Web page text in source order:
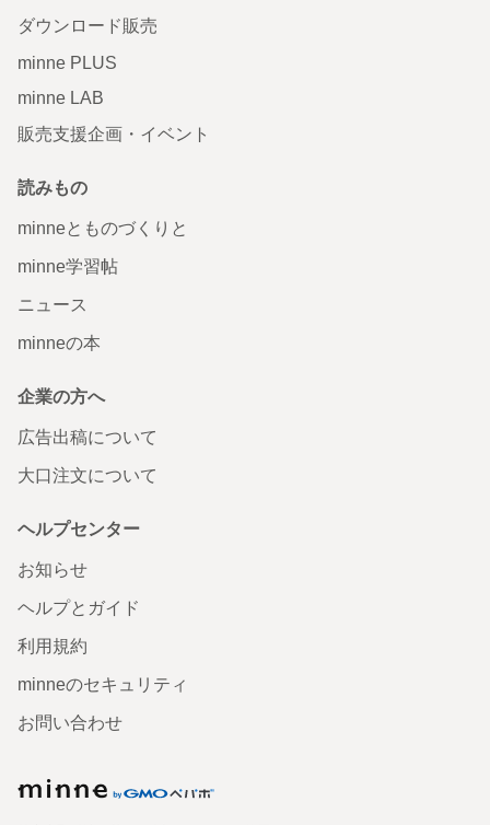
ダウンロード販売
minne PLUS
minne LAB
販売支援企画・イベント
読みもの
minneとものづくりと
minne学習帖
ニュース
minneの本
企業の方へ
広告出稿について
大口注文について
ヘルプセンター
お知らせ
ヘルプとガイド
利用規約
minneのセキュリティ
お問い合わせ